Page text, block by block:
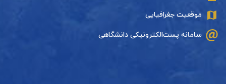
موقعیت جغرافیایی
سامانه پست‌الکترونیکی دانشگاهی